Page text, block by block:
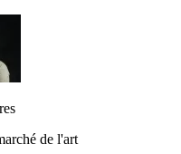
de l'art